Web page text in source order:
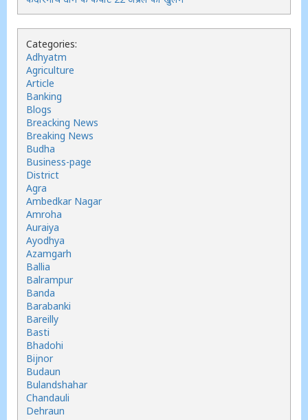
Categories:
Adhyatm
Agriculture
Article
Banking
Blogs
Breacking News
Breaking News
Budha
Business-page
District
Agra
Ambedkar Nagar
Amroha
Auraiya
Ayodhya
Azamgarh
Ballia
Balrampur
Banda
Barabanki
Bareilly
Basti
Bhadohi
Bijnor
Budaun
Bulandshahar
Chandauli
Dehraun